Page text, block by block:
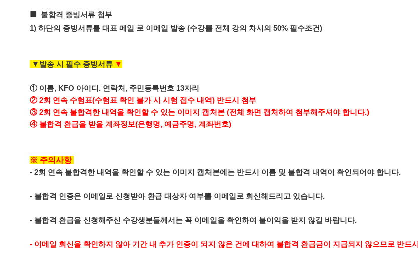
■
불합격 증빙서류 첨부
1) 하단의 증빙서류를 대표 메일 로 이메일 발송 (수강률 전체 강의 차시의 50% 필수조건)
▼발송 시 필수 증빙서류 ▼
① 이름, KFO 아이디. 연락처, 주민등록번호 13자리
② 2회 연속 수험표(수험표 확인 불가 시 시험 접수 내역) 반드시 첨부
③ 2회 연속 불합격한 내역을 확인할 수 있는 이미지 캡처본 (전체 화면 캡처하여 첨부해주셔야 합니다.)
④ 불합격 환급을 받을 계좌정보(은행명, 예금주명, 계좌번호)
※ 주의사항
- 2회 연속 불합격한 내역을 확인할 수 있는 이미지 캡처본에는 반드시 이름 및 불합격 내역이 확인되어야 합니다.
- 불합격 인증은 이메일로 신청받아 환급 대상자 여부를 이메일로 회신해드리고 있습니다.
- 불합격 환급을 신청해주신 수강생분들께서는 꼭 이메일을 확인하여 불이익을 받지 않길 바랍니다.
- 이메일 회신을 확인하지 않아 기간 내 추가 인증이 되지 않은 건에 대하여 불합격 환급금이 지급되지 않으므로 반드